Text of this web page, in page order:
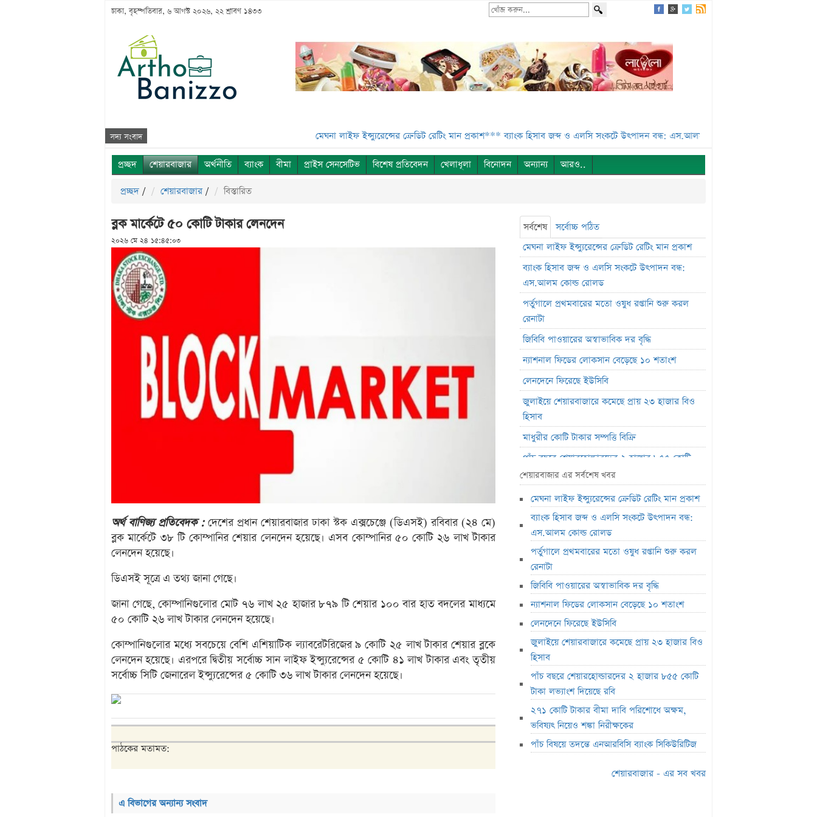
ঢাকা, বৃহস্পতিবার, ৬ আগস্ট ২০২৬, ২২ শ্রাবণ ১৪৩৩
সদ্য সংবাদ মেঘনা লাইফ ইন্স্যুরেন্সের ক্রেডিট রেটিং মান প্রকাশ*** ব্যাংক হিসাব জব্দ ও এলসি সংকটে উৎপাদন বন্ধ: এস.আলম কোল্ড রোলড***
প্রচ্ছদ শেয়ারবাজার অর্থনীতি ব্যাংক বীমা প্রাইস সেনসেটিভ বিশেষ প্রতিবেদন খেলাধূলা বিনোদন অন্যান্য আরও..
প্রচ্ছদ / শেয়ারবাজার / বিস্তারিত
ব্লক মার্কেটে ৫০ কোটি টাকার লেনদেন
২০২৬ মে ২৪ ১৫:৪৫:০৩
অর্থ বাণিজ্য প্রতিবেদক :দেশের প্রধান শেয়ারবাজার ঢাকা স্টক এক্সচেঞ্জে (ডিএসই) রবিবার (২৪ মে)
ব্লক মার্কেটে ৩৮ টি কোম্পানির শেয়ার লেনদেন হয়েছে। এসব কোম্পানির ৫০ কোটি ২৬ লাখ টাকার
লেনদেন হয়েছে।
ডিএসই সূত্রে এ তথ্য জানা গেছে।
জানা গেছে, কোম্পানিগুলোর মোট ৭৬ লাখ ২৫ হাজার ৮৭৯ টি শেয়ার ১০০ বার হাত বদলের মাধ্যমে
৫০ কোটি ২৬ লাখ টাকার লেনদেন হয়েছে।
কোম্পানিগুলোর মধ্যে সবচেয়ে বেশি এশিয়াটিক ল্যাবরেটরিজের ৯ কোটি ২৫ লাখ টাকার শেয়ার ব্লকে
লেনদেন হয়েছে। এরপরে দ্বিতীয় সর্বোচ্চ সান লাইফ ইন্স্যুরেন্সের ৫ কোটি ৪১ লাখ টাকার এবং তৃতীয়
সর্বোচ্চ সিটি জেনারেল ইন্স্যুরেন্সের ৫ কোটি ৩৬ লাখ টাকার লেনদেন হয়েছে।
পাঠকের মতামত:
এ বিভাগের অন্যান্য সংবাদ
সর্বশেষ
সর্বোচ্চ পঠিত
মেঘনা লাইফ ইন্স্যুরেন্সের ক্রেডিট রেটিং মান প্রকাশ
ব্যাংক হিসাব জব্দ ও এলসি সংকটে উৎপাদন বন্ধ:
এস.আলম কোল্ড রোলড
পর্তুগালে প্রথমবারের মতো ওষুধ রপ্তানি শুরু করল
রেনাটা
জিবিবি পাওয়ারের অস্বাভাবিক দর বৃদ্ধি
ন্যাশনাল ফিডের লোকসান বেড়েছে ১০ শতাংশ
লেনদেনে ফিরেছে ইউসিবি
জুলাইয়ে শেয়ারবাজারে কমেছে প্রায় ২৩ হাজার বিও
হিসাব
মাধুরীর কোটি টাকার সম্পত্তি বিক্রি
পাঁচ বছরে শেয়ারহোল্ডারদের ২ হাজার ৮৫৫ কোটি
টাকা লভ্যাংশ দিয়েছে রবি
২৭১ কোটি টাকার বীমা দাবি পরিশোধে অক্ষম,
ভবিষ্যৎ নিয়েও শঙ্কা নিরীক্ষকের
পাঁচ বিষয়ে তদন্তে এনআরবিসি ব্যাংক সিকিউরিটিজ
লাইফ ফান্ড থেকে ২,৩৬৭ কোটি টাকা লোপাট,
দেউলিয়ার দ্বারপ্রান্তে ফারইস্ট ইসলামী লাইফ
ভেঞ্চার ক্যাপিটাল ফান্ডে একাধিক অনিয়ম, এক্স
অ্যাঞ্জেলের কাছে বিএসইসির ব্যাখ্যা তলব
বুধবার শেয়ারবাজার বন্ধ
১৪ কার্যদিবসে সোনারগাঁও টেক্সটাইলের শেয়ারদর
৩২% বৃদ্ধি
‘রাজনৈতিক ক্ষমতা দেখিয়ে আমার কাজ কেড়ে
নিয়েছিল বান্ধবী’
মূল্যসূচক বাড়লেও লেনদেনে পতন
লুজারের শীর্ষে রিং-শাইন
গেইনারের শীর্ষে সেন্ট্রাল ইন্স্যুরেন্স
ব্লক মার্কেটে ৩৬ কোটি টাকার লেনদেন
শেয়ারবাজার এর সর্বশেষ খবর
মেঘনা লাইফ ইন্স্যুরেন্সের ক্রেডিট রেটিং মান প্রকাশ
ব্যাংক হিসাব জব্দ ও এলসি সংকটে উৎপাদন বন্ধ:
এস.আলম কোল্ড রোলড
পর্তুগালে প্রথমবারের মতো ওষুধ রপ্তানি শুরু করল
রেনাটা
জিবিবি পাওয়ারের অস্বাভাবিক দর বৃদ্ধি
ন্যাশনাল ফিডের লোকসান বেড়েছে ১০ শতাংশ
লেনদেনে ফিরেছে ইউসিবি
জুলাইয়ে শেয়ারবাজারে কমেছে প্রায় ২৩ হাজার বিও
হিসাব
পাঁচ বছরে শেয়ারহোল্ডারদের ২ হাজার ৮৫৫ কোটি
টাকা লভ্যাংশ দিয়েছে রবি
২৭১ কোটি টাকার বীমা দাবি পরিশোধে অক্ষম,
ভবিষ্যৎ নিয়েও শঙ্কা নিরীক্ষকের
পাঁচ বিষয়ে তদন্তে এনআরবিসি ব্যাংক সিকিউরিটিজ
শেয়ারবাজার - এর সব খবর